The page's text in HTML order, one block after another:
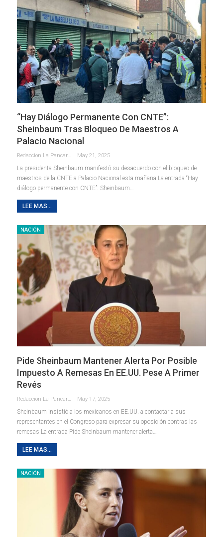
“Hay Diálogo Permanente Con CNTE”:
Sheinbaum Tras Bloqueo De Maestros A
Palacio Nacional
May 21, 2025
La presidenta Sheinbaum manifestó su desacuerdo con el bloqueo de
maestros de la CNTE a Palacio Nacional esta mañana La entrada “Hay
diálogo permanente con CNTE”: Sheinbaum…
LEE MAS...
NACIÓN
Pide Sheinbaum Mantener Alerta Por Posible
Impuesto A Remesas En EE.UU. Pese A Primer
Revés
Redaccion La Pancarta De Quintana Roo May 17, 2025
Sheinbaum insistió a los mexicanos en EE.UU. a contactar a sus
representantes en el Congreso para expresar su oposición contras las
remesas La entrada Pide Sheinbaum mantener alerta…
LEE MAS...
NACIÓN